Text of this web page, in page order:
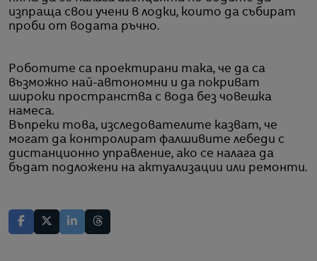
изпраща свои учени в лодки, които да събират
проби от водата ръчно.
Роботите са проектирани така, че да са
възможно най-автономни и да покриват
широки пространства с вода без човешка
намеса.
Въпреки това, изследователите казват, че
могат да контролират фалшивите лебеди с
дистанционно управление, ако се налага да
бъдат подложени на актуализации или ремонти.